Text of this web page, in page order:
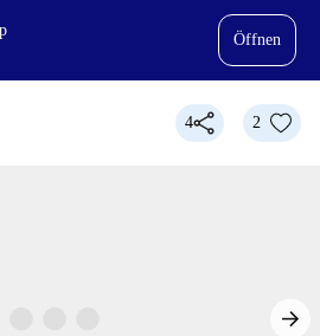
Öffnen
4 2